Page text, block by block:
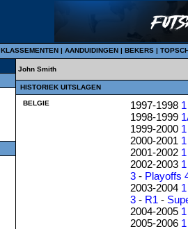
KLASSEMENTEN | AANDUIDINGEN | BEKERS |
John Smith
HISTORIEK UITSLAGEN
BELGIE 1997-1998 1
1998-1999
1999-2000 1
2000-2001 1
2001-2002 1
2002-2003 1
3 - Playoffs
2003-2004 1
3 - R1 -
2004-2005 1
2005-2006 1